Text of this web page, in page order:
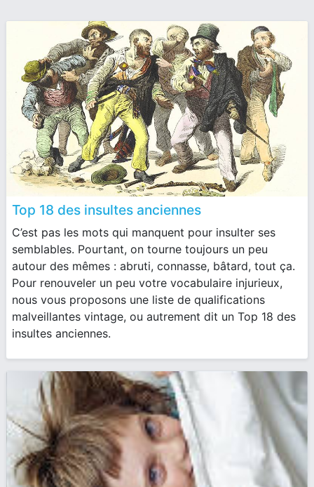
Top 18 des insultes anciennes
C’est pas les mots qui manquent pour insulter ses
semblables. Pourtant, on tourne toujours un peu
autour des mêmes : abruti, connasse, bâtard, tout ça.
Pour renouveler un peu votre vocabulaire injurieux,
nous vous proposons une liste de qualifications
malveillantes vintage, ou autrement dit un Top 18 des
insultes anciennes.